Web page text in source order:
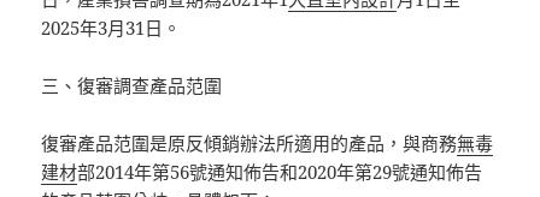
2025年3月31日。
三、復審調查產品范圍
復審產品范圍是原反傾銷辦法所適用的產品，與商務無毒
建材部2014年第56號通知佈告和2020年第29號通知佈告